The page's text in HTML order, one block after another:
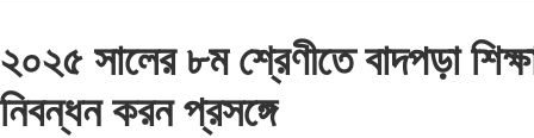
২০২৫ সালের ৮ম শ্রেণীতে বাদপড়া
নিবন্ধন করন প্রসঙ্গে